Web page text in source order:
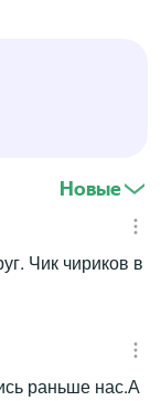
Новые
Чик чириков в
раньше нас.А